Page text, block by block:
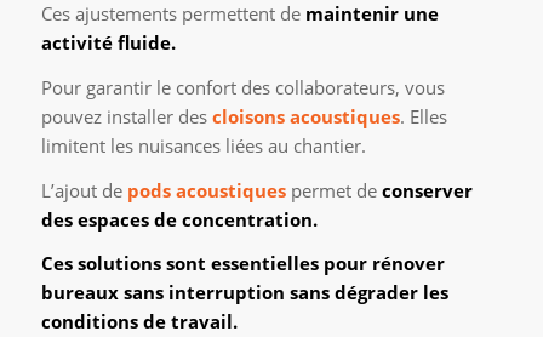
Ces ajustements permettent de maintenir une
activité fluide.
Pour garantir le confort des collaborateurs, vous
pouvez installer des cloisons acoustiques. Elles
limitent les nuisances liées au chantier.
L’ajout de pods acoustiquespermet de conserver
des espaces de concentration.
Ces solutions sont essentielles pour rénover
bureaux sans interruption sans dégrader les
conditions de travail.